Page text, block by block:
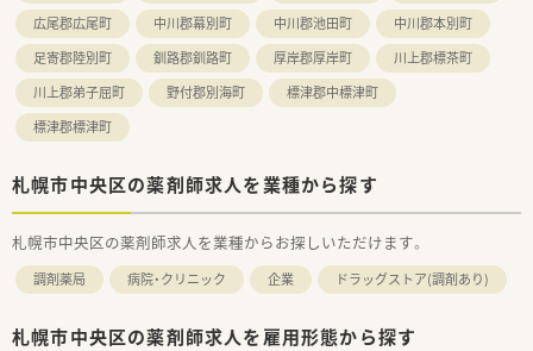
広尾郡広尾町
中川郡幕別町 中川郡池田町
中川郡本別町
足寄郡陸別町
釧路郡釧路町 厚岸郡厚岸町
川上郡標茶町
川上郡弟子屈町
野付郡別海町
標津郡中標津町
標津郡標津町
札幌市中央区の薬剤師求人を業種から探す
札幌市中央区の薬剤師求人を業種からお探しいただけます。
調剤薬局 病院・クリニック 企業 ドラッグストア(調剤あり)
札幌市中央区の薬剤師求人を雇用形態から探す